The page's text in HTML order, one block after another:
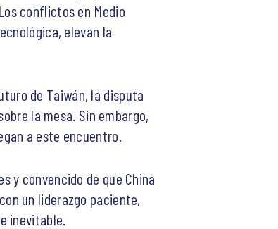
conflictos en Medio
elevan la
de Taiwán, la disputa
la mesa. Sin embargo,
a este encuentro.
y convencido de que China
un liderazgo paciente,
inevitable.